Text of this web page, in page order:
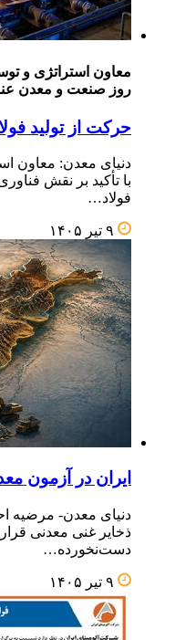
معاون استراتژی و
روز صنعت و معدن
حرکت از تولید
دنیای معدن: معاون
با تأکید بر نقش
فولاد…
۹ تیر ۱۴۰۵
ایران در آزمون
دنیای معدن- مرضیه
ذخایر غنی معدنی قرار
دست‌نخورده…
۹ تیر ۱۴۰۵